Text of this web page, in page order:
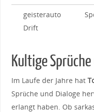
geisterauto
⁣Drift
Kultige
Im Laufe der ⁤Jahre hat
‍Sprüche ⁤und ⁢Dialoge
erlangt haben. ⁤Ob